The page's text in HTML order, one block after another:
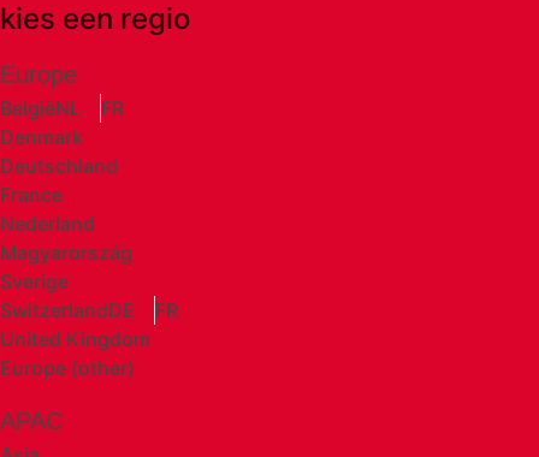
kies een regio
Europe
BelgiëNL
FR
Denmark
Deutschland
France
Nederland
Magyarország
Sverige
SwitzerlandDE
FR
United Kingdom
Europe (other)
APAC